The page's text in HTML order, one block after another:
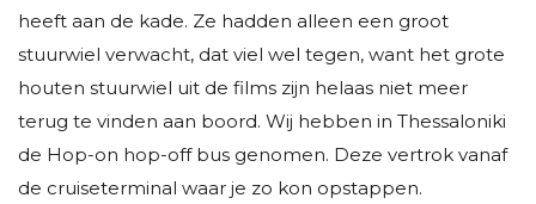
heeft aan de kade. Ze hadden alleen een groot
stuurwiel verwacht, dat viel wel tegen, want het grote
houten stuurwiel uit de films zijn helaas niet meer
terug te vinden aan boord. Wij hebben in Thessaloniki
de Hop-on hop-off bus genomen. Deze vertrok vanaf
de cruiseterminal waar je zo kon opstappen.